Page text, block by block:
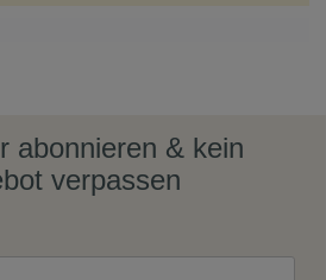
abonnieren & kein
verpassen